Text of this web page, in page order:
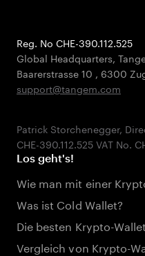
Reg. No CHE-390.112.525
Global Headquarters,
Baarerstrasse 10 , 6300
support@tangem.com
Patrick Storchenegger,
Los geht's!
Wie man mit einer
Was ist Cold Wallet?
Die besten Krypto-
Vergleich von Krypto-